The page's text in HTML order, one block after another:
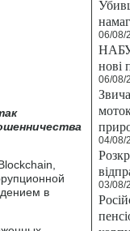
в
06/08/
нові
06/08/
04/08/
03/08/